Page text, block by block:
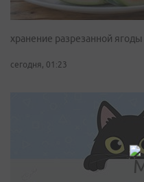
хранение разрезанной
сегодня, 01:23